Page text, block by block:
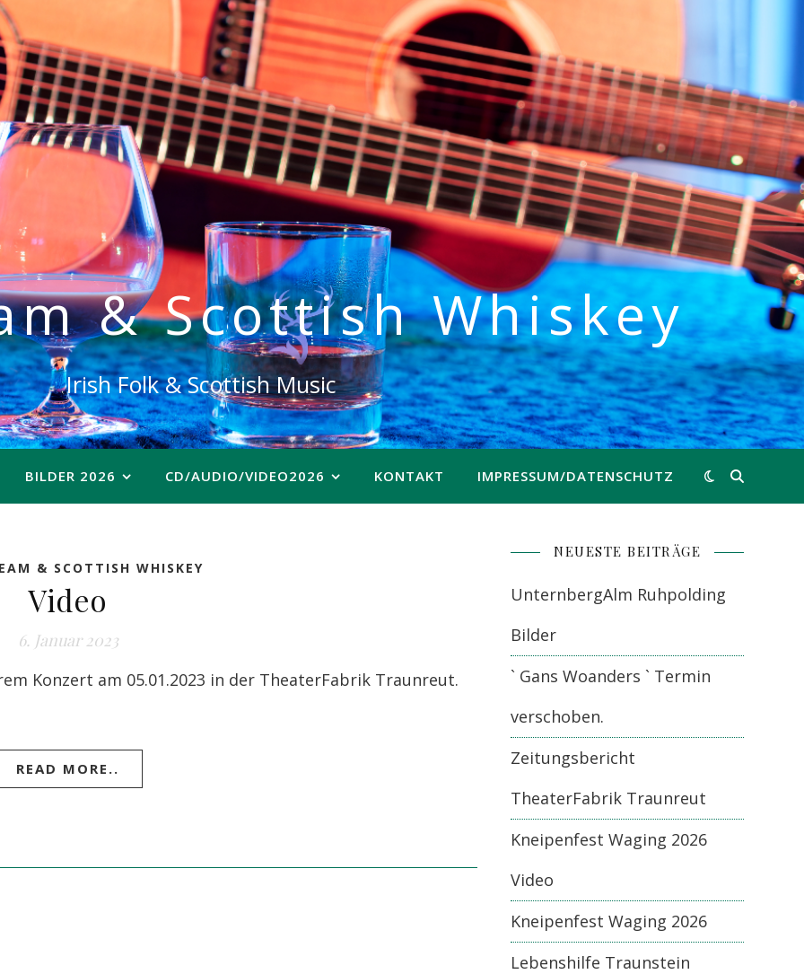
& Scottish Whiskey
Irish Folk & Scottish Music
BILDER 2026 CD/AUDIO/VIDEO2026 KONTAKT IMPRESSUM/DATENSCHUTZ
& SCOTTISH WHISKEY
Video
6. Januar 2023
Konzert am 05.01.2023 in der TheaterFabrik Traunreut.
READ MORE..
NEUESTE BEITRÄGE
UnternbergAlm Ruhpolding
Bilder
` Gans Woanders ` Termin
verschoben.
Zeitungsbericht
TheaterFabrik Traunreut
Kneipenfest Waging 2026
Video
Kneipenfest Waging 2026
Lebenshilfe Traunstein